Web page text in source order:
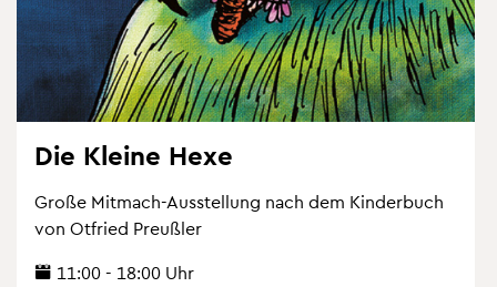
Die Klei­ne Hexe
Große Mit­mach-Aus­stel­lung nach dem Kin­der­buch
von Ot­fried Preu­ß­ler
11:00 - 18:00 Uhr